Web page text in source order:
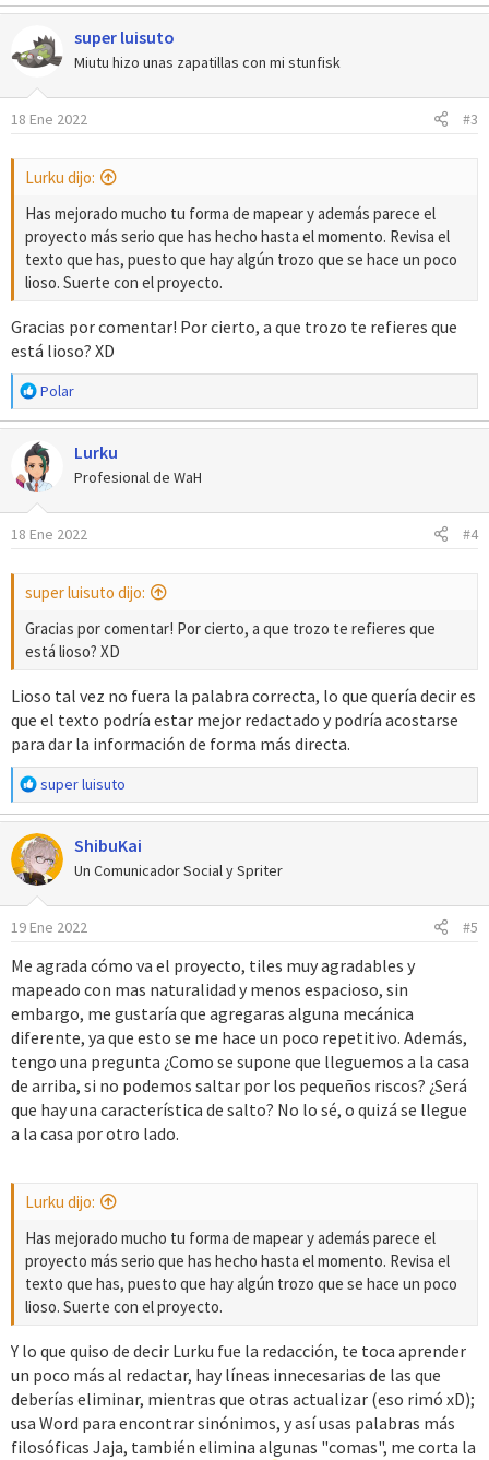
a
c
c
o
n
:
super luisuto
Miutu hizo unas zapatillas con mi stunfisk
18 Ene 2022 #3
Lurku dijo:
Has mejorado mucho tu forma de mapear y además parece el
proyecto más serio que has hecho hasta el momento. Revisa el
texto que has, puesto que hay algún trozo que se hace un poco
lioso. Suerte con el proyecto.
Gracias por comentar! Por cierto, a que trozo te refieres que
está lioso? XD
R
e
a
c
c
i
o
n
:
Polar
Lurku
Profesional de WaH
18 Ene 2022 #4
super luisuto dijo:
Gracias por comentar! Por cierto, a que trozo te refieres que
está lioso? XD
Lioso tal vez no fuera la palabra correcta, lo que quería decir es
que el texto podría estar mejor redactado y podría acostarse
para dar la información de forma más directa.
R
e
a
c
c
i
o
n
s
:
super luisuto
ShibuKai
Un Comunicador Social y Spriter
19 Ene 2022 #5
Me agrada cómo va el proyecto, tiles muy agradables y
mapeado con mas naturalidad y menos espacioso, sin
embargo, me gustaría que agregaras alguna mecánica
diferente, ya que esto se me hace un poco repetitivo. Además,
tengo una pregunta ¿Como se supone que lleguemos a la casa
de arriba, si no podemos saltar por los pequeños riscos? ¿Será
que hay una característica de salto? No lo sé, o quizá se llegue
a la casa por otro lado.
Lurku dijo:
Has mejorado mucho tu forma de mapear y además parece el
proyecto más serio que has hecho hasta el momento. Revisa el
texto que has, puesto que hay algún trozo que se hace un poco
lioso. Suerte con el proyecto.
Y lo que quiso de decir Lurku fue la redacción, te toca aprender
un poco más al redactar, hay líneas innecesarias de las que
deberías eliminar, mientras que otras actualizar (eso rimó xD);
usa Word para encontrar sinónimos, y así usas palabras más
filosóficas Jaja, también elimina algunas "comas", me corta la